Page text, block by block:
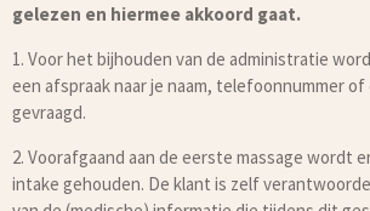
gelezen en hiermee akkoord gaat.
1. Voor het bijhouden van de administratie
een afspraak naar je naam, telefoonnummer of
gevraagd.
2. Voorafgaand aan de eerste massage wordt
intake gehouden. De klant is zelf